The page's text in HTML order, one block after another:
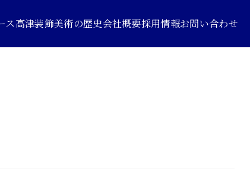
ス高津装飾美術の歴史会社概要採用情報お問い合わせ